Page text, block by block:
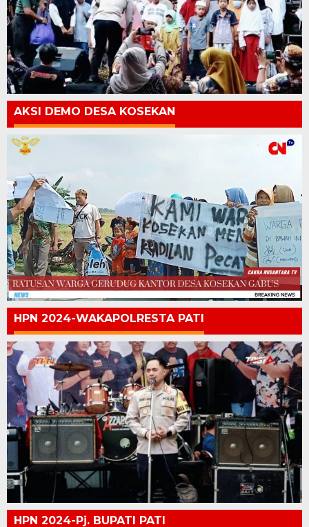
AKSI DEMO DESA KOSEKAN
HPN 2024-WAKAPOLRESTA PATI
HPN 2024-Pj. BUPATI PATI